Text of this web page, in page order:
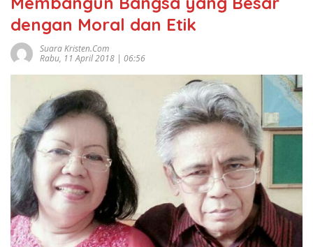
dengan Moral dan Etik
Suara Kristen.com
Rabu, 11 April 2018 | 06:56